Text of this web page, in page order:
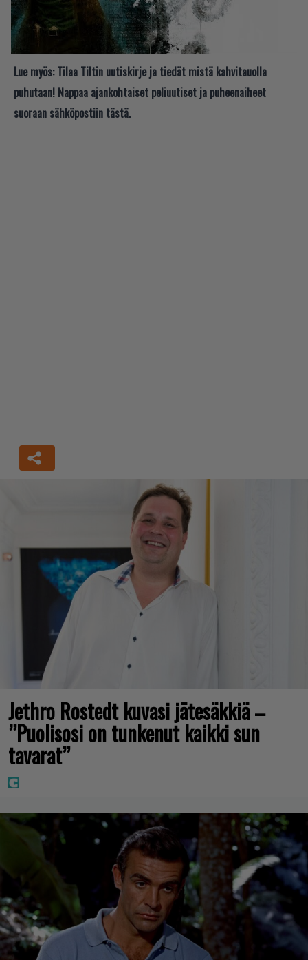
Lue myös: Tilaa Tiltin uutiskirje ja tiedät mistä kahvitauolla
puhutaan! Nappaa ajankohtaiset peliuutiset ja puheenaiheet
suoraan sähköpostiin tästä.
Jethro Rostedt kuvasi jätesäkkiä –
”Puolisosi on tunkenut kaikki sun
tavarat”